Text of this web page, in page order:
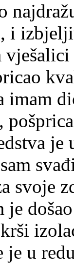
i
imam
svoje
je
je u